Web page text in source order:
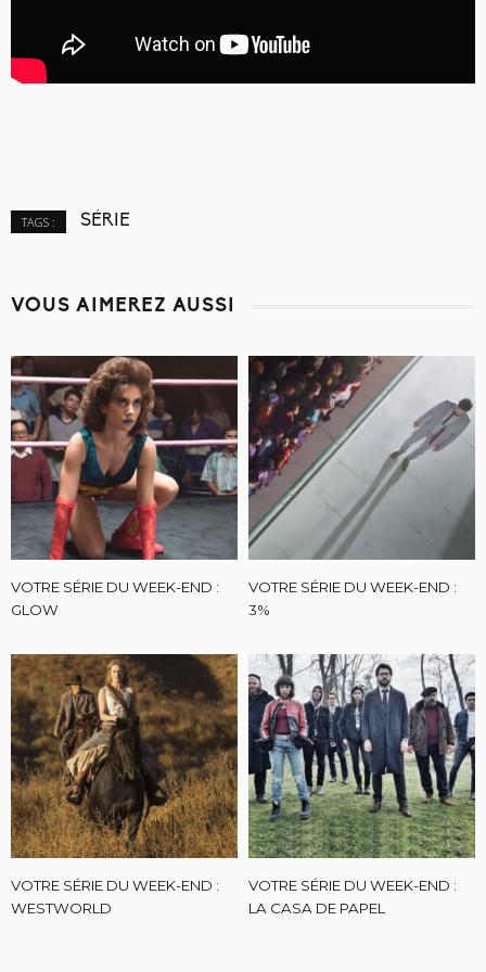
TAGS : SÉRIE
VOUS AIMEREZ AUSSI
VOTRE SÉRIE DU WEEK-END :
GLOW
VOTRE SÉRIE DU WEEK-END :
3%
VOTRE SÉRIE DU WEEK-END :
WESTWORLD
VOTRE SÉRIE DU WEEK-END :
LA CASA DE PAPEL